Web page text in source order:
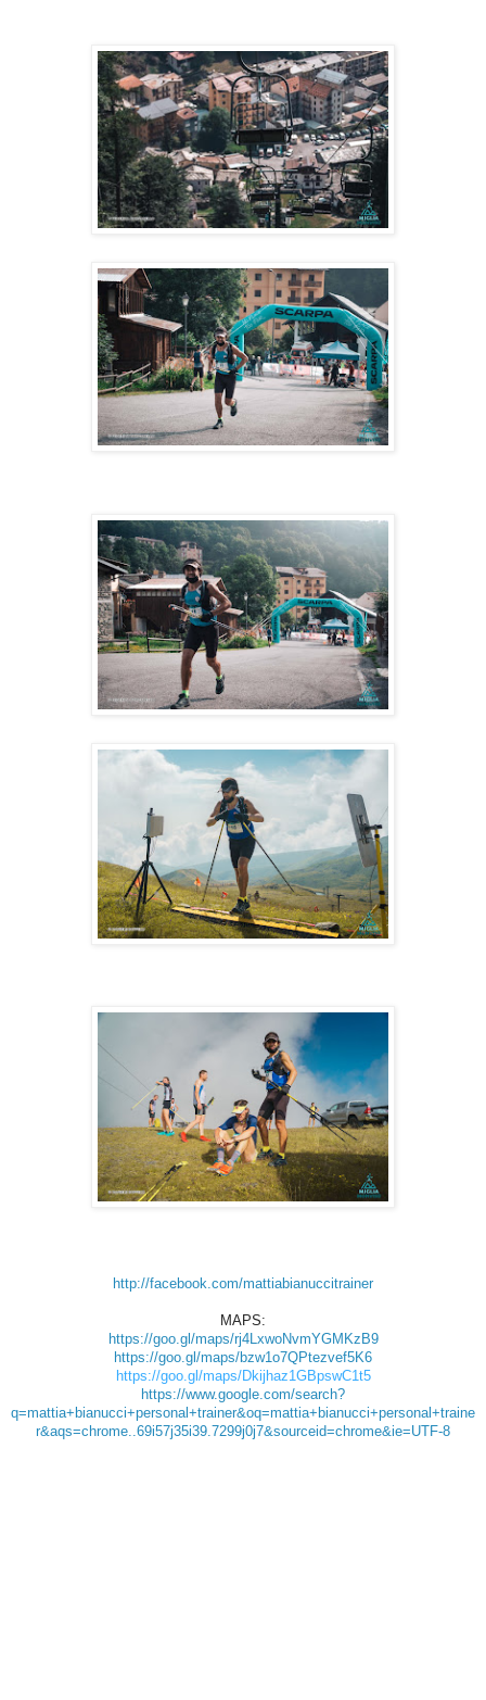
http://facebook.com/mattiabianuccitrainer
MAPS:
https://goo.gl/maps/rj4LxwoNvmYGMKzB9
https://goo.gl/maps/bzw1o7QPtezvef5K6
https://goo.gl/maps/Dkijhaz1GBpswC1t5
https://www.google.com/search?
q=mattia+bianucci+personal+trainer&oq=mattia+bianucci+personal+traine
r&aqs=chrome..69i57j35i39.7299j0j7&sourceid=chrome&ie=UTF-8